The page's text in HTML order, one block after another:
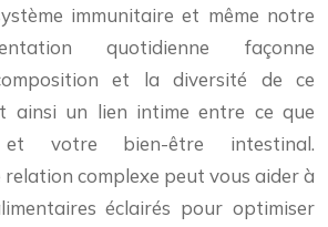
immunitaire et même notre
quotidienne façonne
et la diversité de ce
ainsi un lien intime entre ce que
votre bien-être intestinal.
complexe peut vous aider à
éclairés pour optimiser